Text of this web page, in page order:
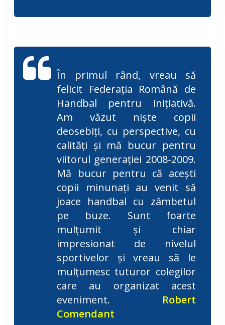
În primul rând, vreau să
felicit Federația Română de
Handbal pentru inițiativă.
Am văzut niște copii
deosebiți, cu perspective, cu
calități și mă bucur pentru
viitorul generației 2008-2009.
Mă bucur pentru că acești
copii minunați au venit să
joace handbal cu zâmbetul
pe buze. Sunt foarte
mulțumit și chiar
impresionat de nivelul
sportivelor și vreau să le
mulțumesc tuturor colegilor
care au organizat acest
eveniment. Robert
Comendant